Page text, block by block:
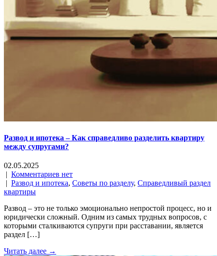
Развод и ипотека – Как справедливо разделить квартиру
между супругами?
02.05.2025
| Комментариев нет
| Развод и ипотека, Советы по разделу, Справедливый раздел
квартиры
Развод – это не только эмоционально непростой процесс, но и
юридически сложный. Одним из самых трудных вопросов, с
которыми сталкиваются супруги при расставании, является
раздел […]
Читать далее →